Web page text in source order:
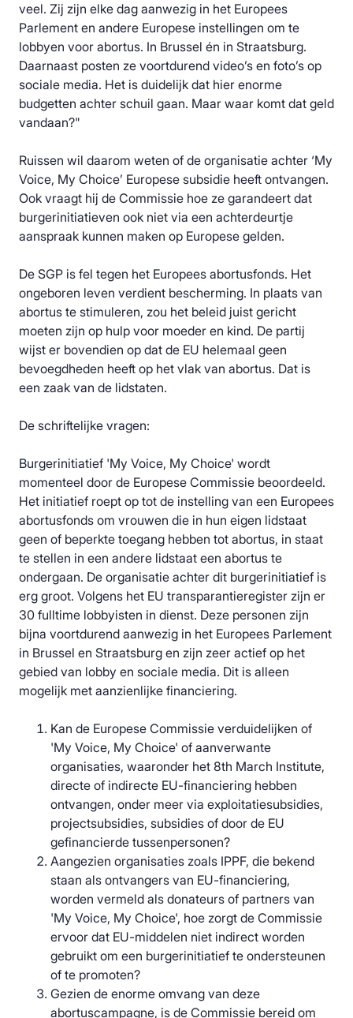
veel. Zij zijn elke dag aanwezig in het Europees
Parlement en andere Europese instellingen om te
lobbyen voor abortus. In Brussel én in Straatsburg.
Daarnaast posten ze voortdurend video’s en foto’s op
sociale media. Het is duidelijk dat hier enorme
budgetten achter schuil gaan. Maar waar komt dat geld
vandaan?"
Ruissen wil daarom weten of de organisatie achter ‘My
Voice, My Choice’ Europese subsidie heeft ontvangen.
Ook vraagt hij de Commissie hoe ze garandeert dat
burgerinitiatieven ook niet via een achterdeurtje
aanspraak kunnen maken op Europese gelden.
De SGP is fel tegen het Europees abortusfonds. Het
ongeboren leven verdient bescherming. In plaats van
abortus te stimuleren, zou het beleid juist gericht
moeten zijn op hulp voor moeder en kind. De partij
wijst er bovendien op dat de EU helemaal geen
bevoegdheden heeft op het vlak van abortus. Dat is
een zaak van de lidstaten.
De schriftelijke vragen:
Burgerinitiatief 'My Voice, My Choice' wordt
momenteel door de Europese Commissie beoordeeld.
Het initiatief roept op tot de instelling van een Europees
abortusfonds om vrouwen die in hun eigen lidstaat
geen of beperkte toegang hebben tot abortus, in staat
te stellen in een andere lidstaat een abortus te
ondergaan. De organisatie achter dit burgerinitiatief is
erg groot. Volgens het EU transparantieregister zijn er
30 fulltime lobbyisten in dienst. Deze personen zijn
bijna voortdurend aanwezig in het Europees Parlement
in Brussel en Straatsburg en zijn zeer actief op het
gebied van lobby en sociale media. Dit is alleen
mogelijk met aanzienlijke financiering.
Kan de Europese Commissie verduidelijken of
'My Voice, My Choice' of aanverwante
organisaties, waaronder het 8th March Institute,
directe of indirecte EU-financiering hebben
ontvangen, onder meer via exploitatiesubsidies,
projectsubsidies, subsidies of door de EU
gefinancierde tussenpersonen?
Aangezien organisaties zoals IPPF, die bekend
staan als ontvangers van EU-financiering,
worden vermeld als donateurs of partners van
'My Voice, My Choice', hoe zorgt de Commissie
ervoor dat EU-middelen niet indirect worden
gebruikt om een burgerinitiatief te ondersteunen
of te promoten?
Gezien de enorme omvang van deze
abortuscampagne, is de Commissie bereid om